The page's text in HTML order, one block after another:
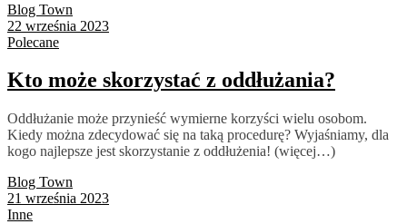
Blog Town
22 września 2023
Polecane
Kto może skorzystać z oddłużania?
Oddłużanie może przynieść wymierne korzyści wielu osobom.
Kiedy można zdecydować się na taką procedurę? Wyjaśniamy, dla
kogo najlepsze jest skorzystanie z oddłużenia! (więcej…)
Blog Town
21 września 2023
Inne